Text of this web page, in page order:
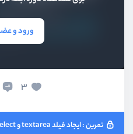
ورود و
3
ویدیو آموزشی
تجربه :‌ بخش های مختلف پروژه را
ساخت فرم ایجاد محصول
تمرین : ایجاد فیلد textarea و select و radio